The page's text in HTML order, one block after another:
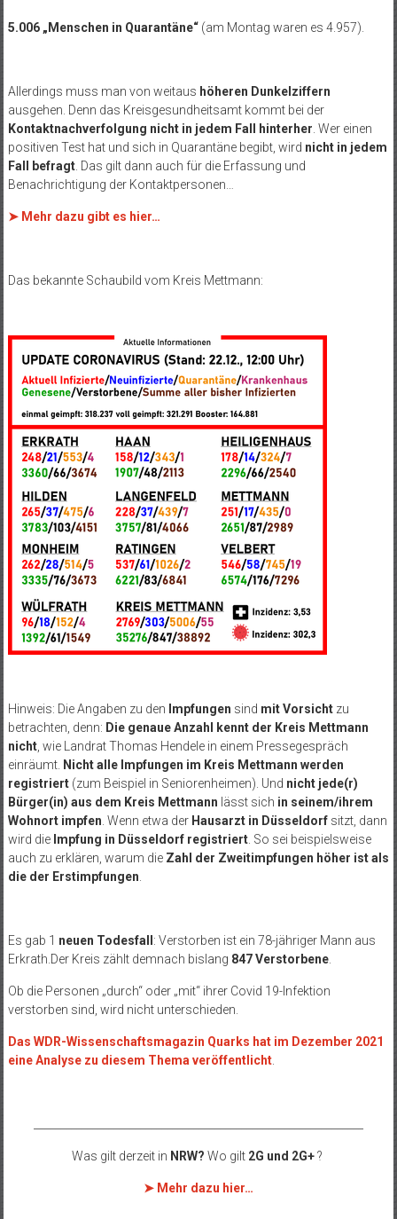
5.006 „Menschen in Quarantäne“ (am Montag waren es 4.957).
Allerdings muss man von weitaus höheren Dunkelziffern
ausgehen. Denn das Kreisgesundheitsamt kommt bei der
Kontaktnachverfolgung nicht in jedem Fall hinterher . Wer einen
positiven Test hat und sich in Quarantäne begibt, wird nicht in jedem
Fall befragt. Das gilt dann auch für die Erfassung und
Benachrichtigung der Kontaktpersonen…
➤ Mehr dazu gibt es hier…
Das bekannte Schaubild vom Kreis Mettmann:
Hinweis: Die Angaben zu den Impfungen sind mit Vorsichtzu
betrachten, denn: Die genaue Anzahl kennt der Kreis Mettmann
nicht, wie Landrat Thomas Hendele in einem Pressegespräch
einräumt. Nicht alle Impfungen im Kreis Mettmann werden
registriert(zum Beispiel in Seniorenheimen). Und nicht jede(r)
Bürger(in) aus dem Kreis Mettmann lässt sich in seinem/ihrem
Wohnort impfen . Wenn etwa der Hausarzt in Düsseldorfsitzt, dann
wird die Impfung in Düsseldorf registriert. So sei beispielsweise
auch zu erklären, warum die Zahl der Zweitimpfungen höher ist als
die der Erstimpfungen
Es gab 1 neuen Todesfall: Verstorben ist ein 78-jähriger Mann aus
Erkrath. Der Kreis zählt demnach bislang 847 Verstorbene.
Ob die Personen „durch“ oder „mit“ ihrer Covid 19-Infektion
verstorben sind, wird nicht unterschieden.
Das WDR-Wissenschaftsmagazin Quarks hat im Dezember 2021
eine Analyse zu diesem Thema veröffentlicht.
Was gilt derzeit in NRW? Wo gilt 2G und 2G+?
➤ Mehr dazu hier…